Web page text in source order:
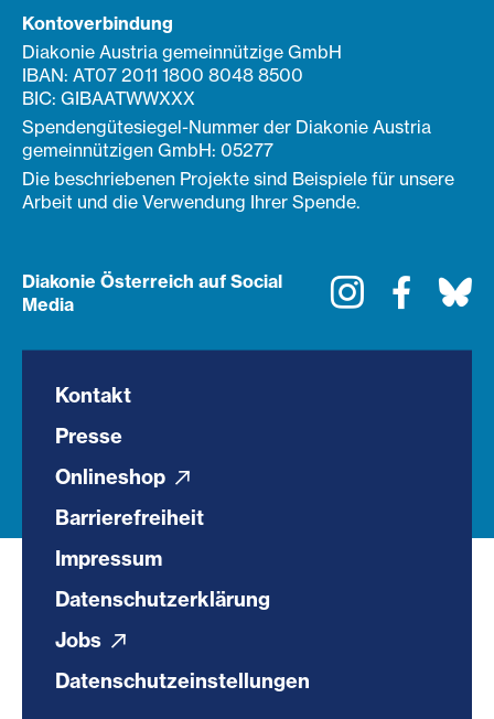
Kontoverbindung
Diakonie Austria gemeinnützige GmbH
IBAN: AT07 2011 1800 8048 8500
BIC: GIBAATWWXXX
Spendengütesiegel-Nummer der Diakonie Austria
gemeinnützigen GmbH: 05277
Die beschriebenen Projekte sind Beispiele für unsere
Arbeit und die Verwendung Ihrer Spende.
Diakonie Österreich auf Social
Media
Instagram
Kontakt
Presse
Onlineshop
Barrierefreiheit
Impressum
Datenschutzerklärung
Jobs
Datenschutzeinstellungen